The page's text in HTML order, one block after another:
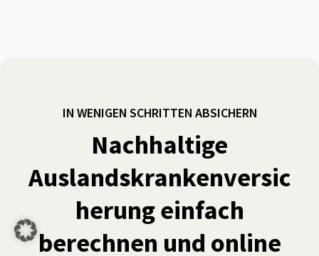
IN WENIGEN SCHRITTEN ABSICHERN
Nachhaltige
Auslandskrankenversic
herung einfach
berechnen und online